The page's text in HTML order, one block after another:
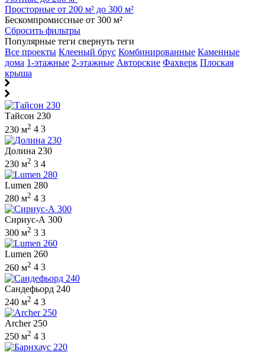
Просторные от 200 м² до 300 м²
Бескомпромиссные от 300 м²
Сбросить фильтры
Популярные теги свернуть теги
Все проекты Клееный брус Комбинированные Каменные
дома 1-этажные 2-этажные Авторские Фахверк Плоская
крыша
Тайсон 230
230 м2 4 3
Долина 230
230 м2 3 4
Lumen 280
280 м2 4 3
Сириус-А 300
300 м2 3 3
Lumen 260
260 м2 4 3
Сандефьорд 240
240 м2 4 3
Archer 250
250 м2 4 3